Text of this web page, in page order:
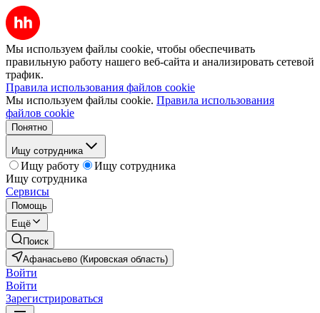
Мы используем файлы cookie, чтобы обеспечивать
правильную работу нашего веб-сайта и анализировать сетевой
трафик.
Правила использования файлов cookie
Мы используем файлы cookie. Правила использования
файлов cookie
Понятно
Ищу сотрудника
Ищу работу
Ищу сотрудника
Ищу сотрудника
Сервисы
Помощь
Ещё
Поиск
Афанасьево (Кировская область)
Войти
Войти
Зарегистрироваться